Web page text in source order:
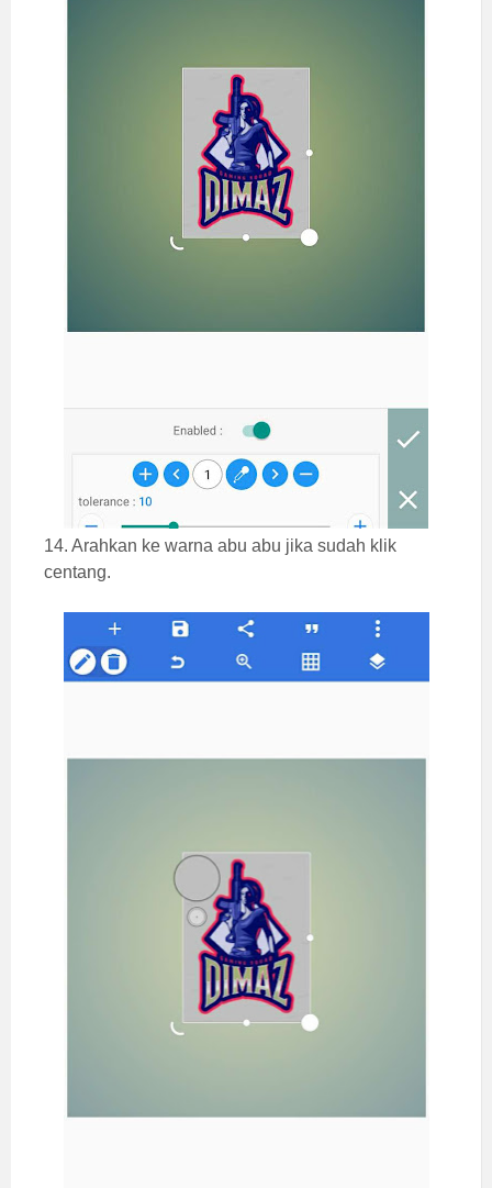
14. Arahkan ke warna abu abu jika sudah klik
centang.